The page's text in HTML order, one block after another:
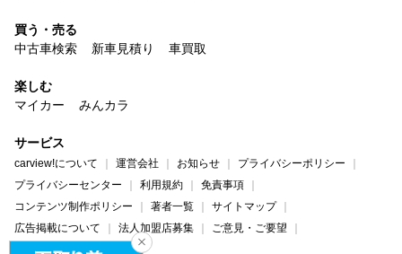
買う・売る
中古車検索
新車見積り 車買取
楽しむ
マイカー
みんカラ
サービス
carview!について 運営会社 お知らせ
プライバシーポリシー
プライバシーセンター
利用規約
免責事項
コンテンツ制作ポリシー
著者一覧
サイトマップ
広告掲載について
法人加盟店募集
ご意見・ご要望
ヘルプ・お問い合わせ